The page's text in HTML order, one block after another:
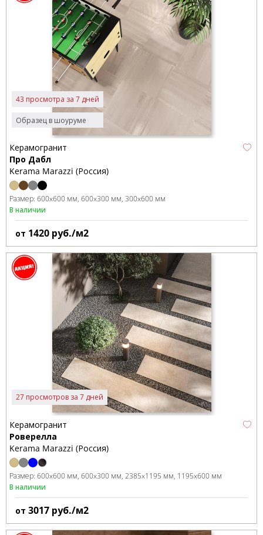
Образец в шоуруме
43 просмотра за 7 дней
Керамогранит
Про Дабл
Kerama Marazzi (Россия)
Размер: 600x600 мм 600x300 мм 300x600 мм
В наличии
от 1420 руб./м2
27 просмотров за 7 дней
Керамогранит
Роверелла
Kerama Marazzi (Россия)
Размер: 600x600 мм 600x300 мм 2385x1195 мм 1195x600 мм
В наличии
от 3017 руб./м2